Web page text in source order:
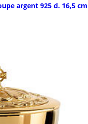
argent 925 d. 16,5 cm